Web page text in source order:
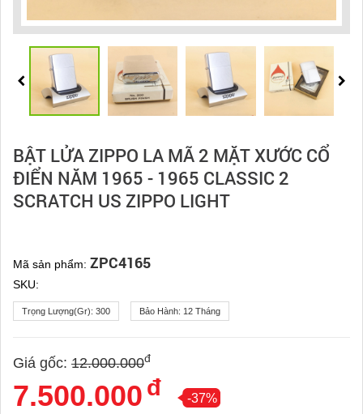
BẬT LỬA ZIPPO LA MÃ 2 MẶT XƯỚC CỔ
ĐIỂN NĂM 1965 - 1965 CLASSIC 2
SCRATCH US ZIPPO LIGHT
Mã sản phẩm: ZPC4165
SKU:
Trọng Lượng(gr): 300 Bảo Hành: 12 Tháng
Giá gốc: 12.000.000đ
7.500.000 đ -37%